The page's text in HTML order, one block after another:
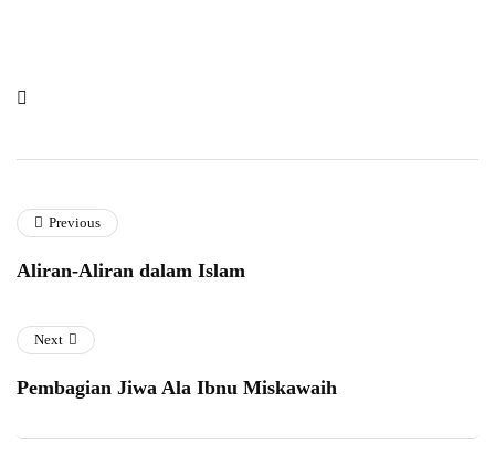
Previous
Aliran-Aliran dalam Islam
Next
Pembagian Jiwa Ala Ibnu Miskawaih